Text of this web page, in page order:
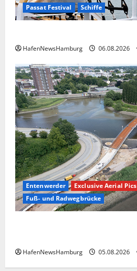
Passat Festival Schiffe
HafenNewsHamburg 06.08.2026
Entenwerder
Exclusive Aerial Pics
Fuß- und Radwegbrücke
HafenNewsHamburg 05.08.2026